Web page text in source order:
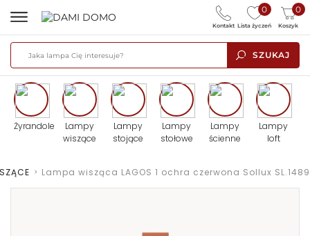
SZUKAJ
0
Lista życzeń
0
Koszyk
Kontakt
Żyrandole
Lampy
wiszące
Lampy
stojące
Lampy
stołowe
Lampy
ścienne
Lampy
loft
> Lampa wisząca LAGOS 1 ochra czerwona Sollux SL.1489